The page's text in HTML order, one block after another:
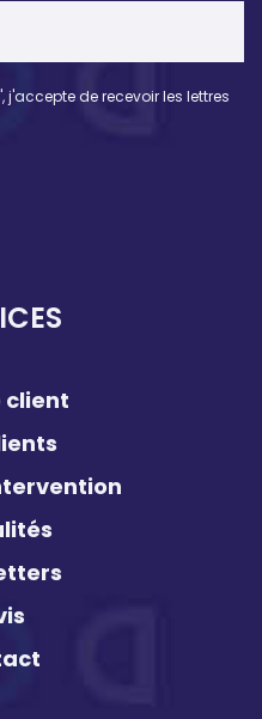
j'accepte de recevoir les lettres
client